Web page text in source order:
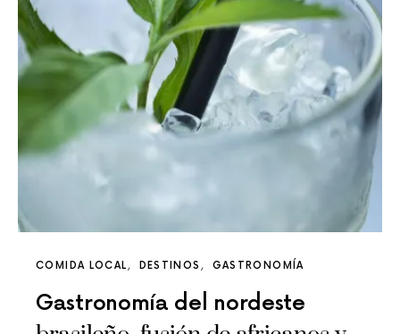
COMIDA LOCAL DESTINOS GASTRONOMÍA
Gastronomía del nordeste